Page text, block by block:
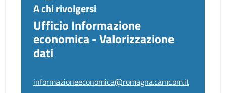
A chi rivolgersi
Ufficio Informazione
economica - Valorizzazione
dati
informazioneeconomica@romagna.camcom.it